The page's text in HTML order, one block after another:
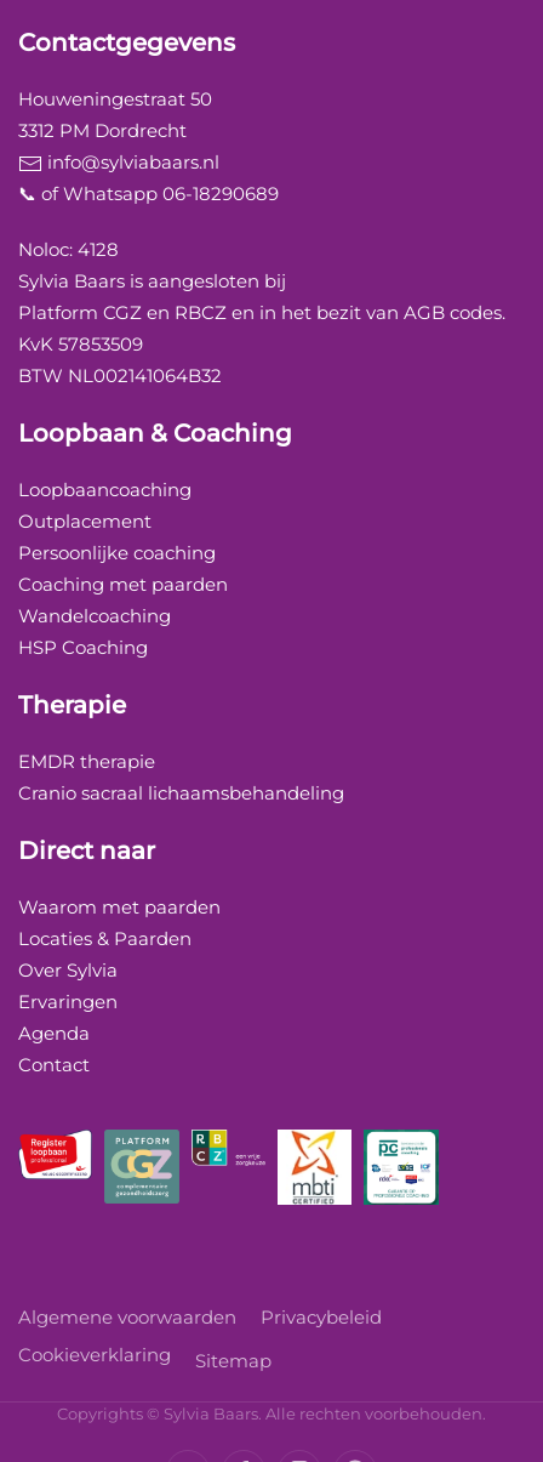
Contactgegevens
Houweningestraat 50
3312 PM Dordrecht
info@sylviabaars.nl
📞 of Whatsapp 06-18290689
Noloc: 4128
Sylvia Baars is aangesloten bij
Platform CGZ en RBCZ en in het bezit van AGB codes.
KvK 57853509
BTW NL002141064B32
Loopbaan & Coaching
Loopbaancoaching
Outplacement
Persoonlijke coaching
Coaching met paarden
Wandelcoaching
HSP Coaching
Therapie
EMDR therapie
Cranio sacraal lichaamsbehandeling
Direct naar
Waarom met paarden
Locaties & Paarden
Over Sylvia
Ervaringen
Agenda
Contact
Algemene voorwaarden
Privacybeleid
Cookieverklaring
Sitemap
Copyrights © Sylvia Baars. Alle rechten voorbehouden.